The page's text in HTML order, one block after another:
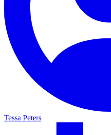
Tessa Peters